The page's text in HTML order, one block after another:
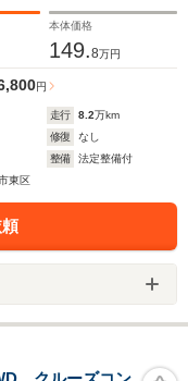
本体価格
149.8万円
円
走行 8.2万km
修復
なし
整備
法定整備付
東区